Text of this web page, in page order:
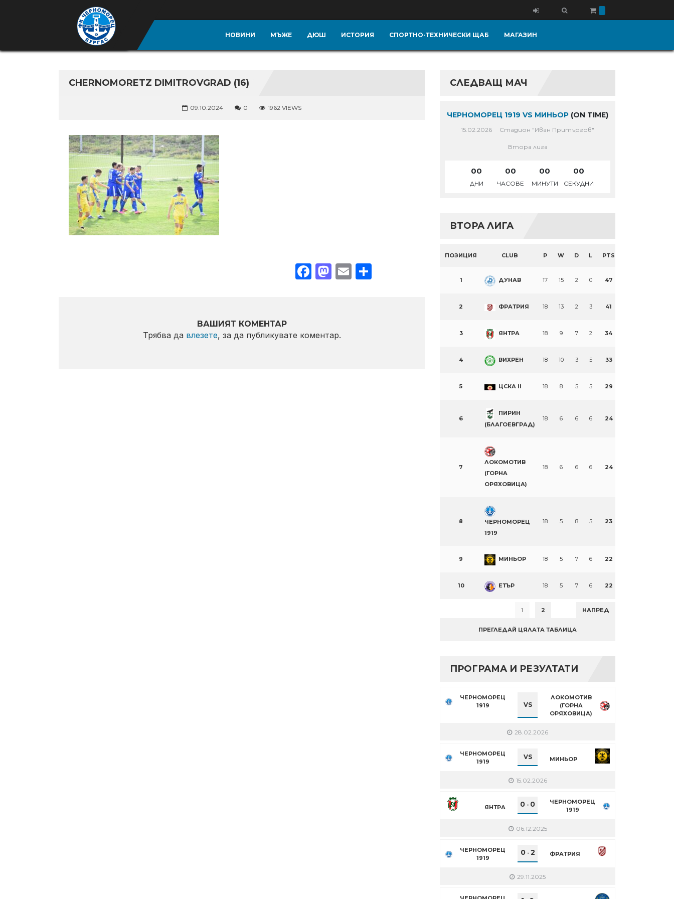
НОВИНИ МЪЖЕ ДЮШ ИСТОРИЯ СПОРТНО-ТЕХНИЧЕСКИ ЩАБ МАГАЗИН
CHERNOMORETZ DIMITROVGRAD (16)
09.10.2024 0 1962 VIEWS
Facebook
Mastodon
EmailShare
ВАШИЯТ КОМЕНТАР
Трябва да влезете, за да публикувате коментар.
СЛЕДВАЩ МАЧ
ЧЕРНОМОРЕЦ 1919 VS МИНЬОР (ON TIME)
15.02.2026 Стадион "Иван Притъргов"
Втора лига
00
ДНИ
00
ЧАСОВЕ
00
МИНУТИ
00
СЕКУДНИ
ВТОРА ЛИГА
ПОЗИЦИЯ CLUB P W D L PTS
1 ДУНАВ 17 15 2 0 47
2 ФРАТРИЯ 18 13 2 3 41
3 ЯНТРА 18 9 7 2 34
4 ВИХРЕН 18 10 3 5 33
5 ЦСКА II 18 8 5 5 29
6
ПИРИН
(БЛАГОЕВГРАД)
18 6 6 6 24
7
ЛОКОМОТИВ
(ГОРНА
ОРЯХОВИЦА)
18 6 6 6 24
8
ЧЕРНОМОРЕЦ
1919
18 5 8 5 23
9 МИНЬОР 18 5 7 6 22
10 ЕТЪР 18 5 7 6 22
1 2 НАПРЕД
ПРЕГЛЕДАЙ ЦЯЛАТА ТАБЛИЦА
ПРОГРАМА И РЕЗУЛТАТИ
ЧЕРНОМОРЕЦ
1919
VS
ЛОКОМОТИВ
(ГОРНА
ОРЯХОВИЦА)
28.02.2026
ЧЕРНОМОРЕЦ
1919
VS МИНЬОР
15.02.2026
ЯНТРА 0 - 0
ЧЕРНОМОРЕЦ
1919
06.12.2025
ЧЕРНОМОРЕЦ
1919
0- 2 ФРАТРИЯ
29.11.2025